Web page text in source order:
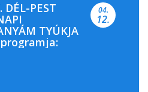
DÉL-PEST
TYÚKJA
programja:
04.
12.